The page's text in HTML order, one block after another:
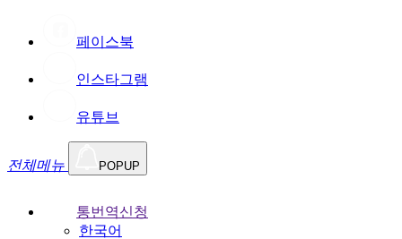
페이스북
인스타그램
유튜브
전체메뉴 POPUP
통번역신청
한국어